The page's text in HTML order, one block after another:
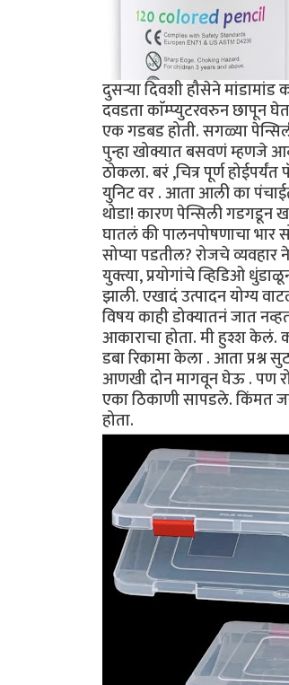
दुसऱ्या दिवशी हौसेने
दवडता काॅम्प्युटरवरुन छापून
एक गडबड होती. सगळ्या
पुन्हा खोक्यात बसवणं म्हणजे
ठोकला. बरं ,चित्र पूर्ण होईपर्यंत
युनिट वर . आता आली का
थोडा! कारण पेन्सिली गडगडून
घातलं की ‌पालनपोषणाचा भार
सोप्या पडतील? रोजचे
युक्त्या, प्रयोगांचे व्हिडिओ
झाली. एखादं उत्पादन योग्य
विषय काही डोक्यातनं जात
आकाराचा होता. मी हुश्श केलं.
डबा रिकामा केला . आता
आणखी दोन मागवून घेऊ . पण
एका ठिकाणी सापडले. किंमत
होता.